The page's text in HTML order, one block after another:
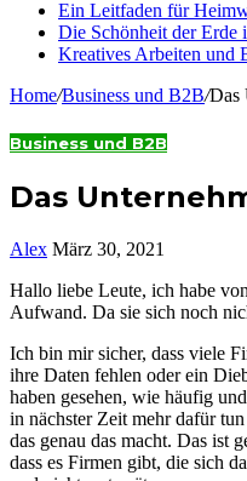
Ein Leitfaden für
Die Schönheit der Erde
Kreatives Arbeiten und
Home/Business und B2B/Das
Business und B2B
Das
Alex März 30, 2021
Hallo liebe Leute, ich habe
Aufwand. Da sie sich noch
Ich bin mir sicher, dass viele
ihre Daten fehlen oder ein
haben gesehen, wie häufig
in nächster Zeit mehr dafür
das genau das macht. Das ist
dass es Firmen gibt, die sich